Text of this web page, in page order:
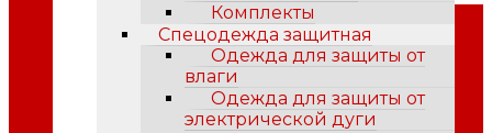
Комплекты
Спецодежда защитная
Одежда для защиты от
влаги
Одежда для защиты от
электрической дуги